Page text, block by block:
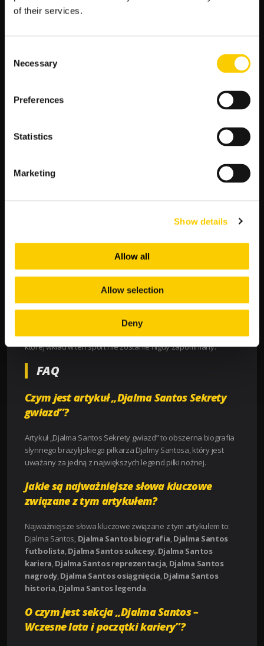
of their services.
Selection
Necessary
Preferences
Statistics
Marketing
Show details
Allow all
Allow selection
Deny
„Djalma Santos to jedna z największych legend
piłkarzy w historii Brazylii i całego świata. Jego doskonałe
umiejętności techniczne, inteligencja terytorialna i determinacja
mistrzostw zarówno w klubie, jak i reprezentacji.
Jego osiągnięcia w reprezentacji Brazylii były również
zauważone i docenione przez kibiców na całym świecie.
dziś uważany za jedną z największych legend tego sportu. Jego
dziedzictwo i wpływ na piłkę nożną pozostają widoczne po dziś
dzień, a jego nazwisko wciąż wymieniane jest wśród
Dlatego też, możemy śmiało powiedzieć, że Djalma Santos
zasługuje na miano jednej z największych ikon piłki nożnej,
której wkład w ten sport nie zostanie nigdy zapomniany.
FAQ
Czym jest artykuł „Djalma Santos Sekrety
gwiazd”?
Artykuł „Djalma Santos Sekrety gwiazd” to obszerna biografia
słynnego brazylijskiego piłkarza Djalmy Santosa, który jest
uważany za jedną z największych legend piłki nożnej.
Jakie są najważniejsze słowa kluczowe
związane z tym artykułem?
Najważniejsze słowa kluczowe związane z tym artykułem to:
Djalma Santos, Djalma Santos biografia,Djalma Santos
futbolista,Djalma Santos sukcesy, Djalma Santos
kariera,Djalma Santos reprezentacja, Djalma Santos
nagrody,Djalma Santos osiągnięcia,Djalma Santos
historia,Djalma Santos legenda.
O czym jest sekcja „Djalma Santos –
Wczesne lata i początki kariery”?